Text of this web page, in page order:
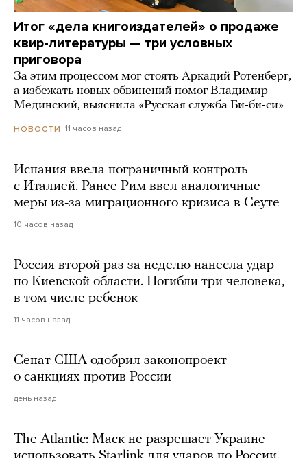
Итог «дела книгоиздателей» о продаже
квир-литературы — три условных
приговора
За этим процессом мог стоять Аркадий Ротенберг,
а избежать новых обвинений помог Владимир
Мединский, выяснила «Русская служба Би-би-си»
НОВОСТИ 11 часов назад
Испания ввела пограничный контроль
с Италией. Ранее Рим ввел аналогичные
меры из-за миграционного кризиса в Сеуте
10 часов назад
Россия второй раз за неделю нанесла удар
по Киевской области. Погибли три человека,
в том числе ребенок
11 часов назад
Сенат США одобрил законопроект
о санкциях против России
день назад
The Atlantic: Маск не разрешает Украине